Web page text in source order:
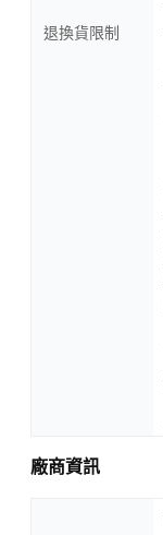
退換貨限制
廠商資訊